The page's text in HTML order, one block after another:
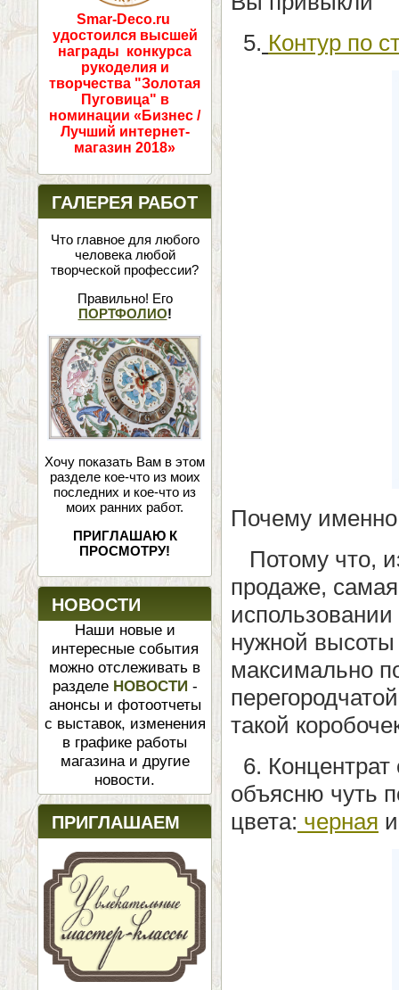
Smar-Deco.ru
удостоился высшей
награды конкурса
рукоделия и
творчества "Золотая
Пуговица" в
номинации «Бизнес /
Лучший интернет-
магазин 2018»
ГАЛЕРЕЯ РАБОТ
Что главное для любого
человека любой
творческой профессии?
Правильно! Его
ПОРТФОЛИО!
Хочу показать Вам в этом
разделе кое-что из моих
последних и кое-что из
моих ранних работ.
ПРИГЛАШАЮ К
ПРОСМОТРУ!
НОВОСТИ
Наши новые и
интересные события
можно отслеживать в
разделе НОВОСТИ -
анонсы и фотоотчеты
с выставок, изменения
в графике работы
магазина и другие
новости.
ПРИГЛАШАЕМ
5. Контур по
Почему
Потому что,
продаже,
нужной высоты
максимально
такой
6.
объясню чуть
цвета: черная